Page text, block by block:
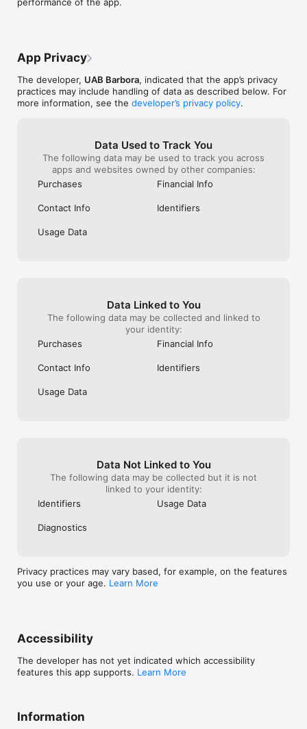
Suformuok reguliariai perkamų prekių krepšelius, ir kitą kartą
PATOGIAUSI ATSISKAITYMO BŪDAI
Google Pay/Apple Pay – jau BARBOROJE! Už prekes galima
sumokėti ir pristatymo metu.
where you are. BARBORA delivers in Vilnius, Kaunas, Klaipėda,
Alytus, Marijampole, and other towns and nearby areas.
Why use the BARBORA app?
HOTTEST DEALS IN YOUR POCKET!
card. Subscribe to receive notifications, and never miss out on
discounts!
CONVENIENT PRODUCT SEARCH
Looking for specific products? Use the search field and find
everything you need in no time!
Placed your order but forgot some items? No problem – you
picking.
CONVENIENT PAYMENT METHODS
Google Pay/Apple Pay – already in BARBORA! You can also pay
App Privacy
The developer, UAB Barbora, indicated that the app’s privacy
practices may include handling of data as described below. For
more information, see the developer’s privacy policy.
Data Used to Track You
The following data may be used to track you across
apps and websites owned by other companies:
Purchases
Financial Info
Contact Info Identifiers
Usage Data
Data Linked to You
The following data may be collected and linked to
your identity:
Purchases
Financial Info
Contact Info Identifiers
Usage Data
Data Not Linked to You
The following data may be collected but it is not
linked to your identity:
Identifiers
Usage Data
Diagnostics
Privacy practices may vary based, for example, on the features
you use or your age. Learn More
Accessibility
The developer has not yet indicated which accessibility
features this app supports. Learn More
Information